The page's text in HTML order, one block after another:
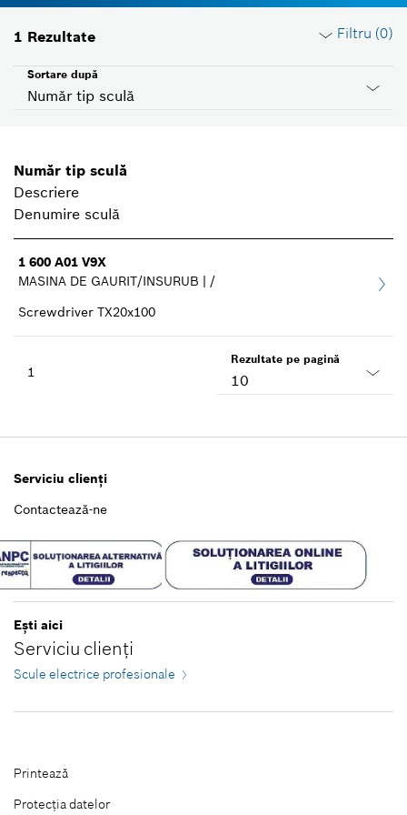
1 Rezultate Filtru (0)
Număr tip sculă
Sortare după
Grupă produse
Selectează
Tensiune
Închidere filtre
Număr tip sculă
Descriere
Denumire sculă
1 600 A01 V9X
MASINA DE GAURIT/INSURUB | /
Screwdriver TX20x100
1 10
Rezultate pe pagină
Serviciu clienţi
Contactează-ne
Eşti aici
Serviciu clienţi
Scule electrice profesionale
Printează
Protecţia datelor